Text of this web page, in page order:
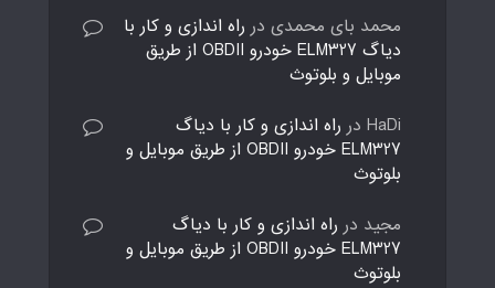
محمد بای محمدی در راه اندازی و کار با
دیاگ ELM327 خودرو OBDII از طریق
موبایل و بلوتوث
HaDi در راه اندازی و کار با دیاگ
ELM327 خودرو OBDII از طریق موبایل و
بلوتوث
مجید در راه اندازی و کار با دیاگ
ELM327 خودرو OBDII از طریق موبایل و
بلوتوث